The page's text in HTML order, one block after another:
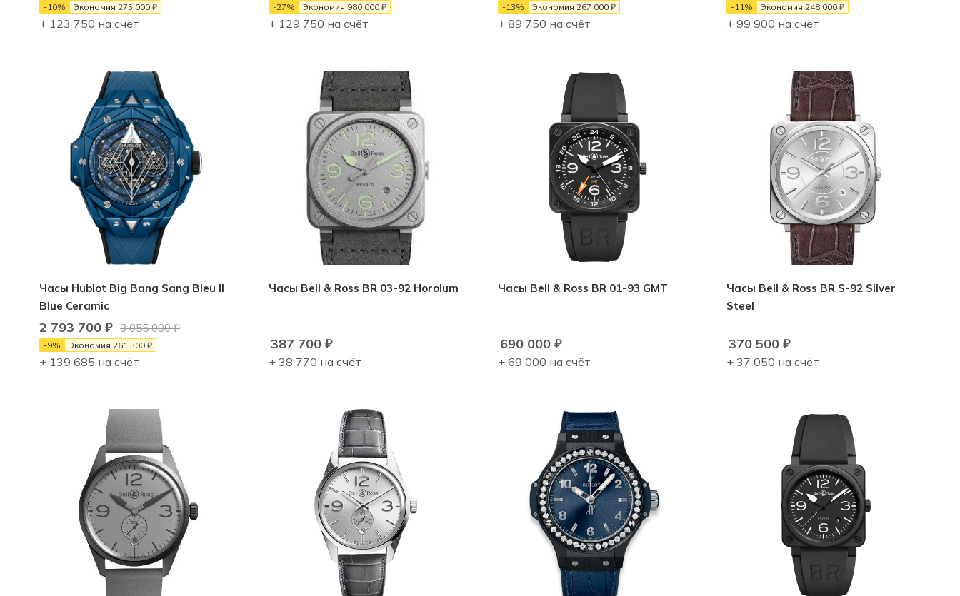
-10% Экономия 275 000 ₽
+ 123 750 на счёт
-27% Экономия 980 000₽
+ 129 750 на счёт
-13% Экономия 267 000₽
+ 89 750 на счёт
-11 % Экономия 248 000 ₽
+ 99 900 на счёт
Часы Hublot Big Bang Sang Bleu II
Blue Ceramic
2 793 700 ₽ 3 055 000₽
-9% Экономия 261 300 ₽
+ 139 685 на счёт
Часы Bell & Ross BR 03-92 Horolum
387 700₽
+ 38 770 на счёт
Часы Bell & Ross BR 01-93 GMT
690 000₽
+ 69 000 на счёт
Часы Bell & Ross BR S-92 Silver
Steel
370 500 ₽
+ 37 050 на счёт